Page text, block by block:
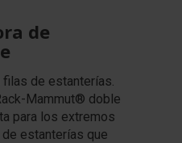
de
de estanterías.
Mammut® doble
para los extremos
estanterías que